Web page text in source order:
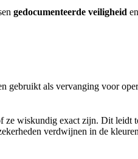
gedocumenteerde veiligheid en
gebruikt als vervanging voor
ze wiskundig exact zijn. Dit leidt
verdwijnen in de